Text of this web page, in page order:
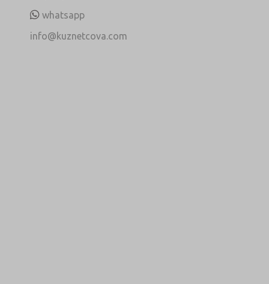
whatsapp
info@kuznetcova.com